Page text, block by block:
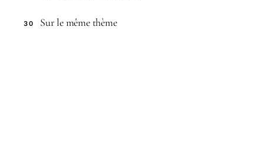
30 Sur le même thème